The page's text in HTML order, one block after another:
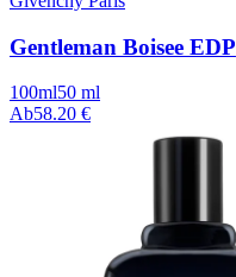
Gentleman Boisee EDP
100ml50 ml
Ab58.20 €